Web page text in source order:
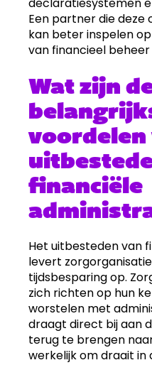
declaratiesystemen
Een partner die
kan beter inspelen
van financieel
Wat zijn
voordelen
financiële
Het uitbesteden van
levert
tijdsbesparing op.
zich richten op hun
worstelen met
draagt direct bij aan
terug te brengen
werkelijk om draait in